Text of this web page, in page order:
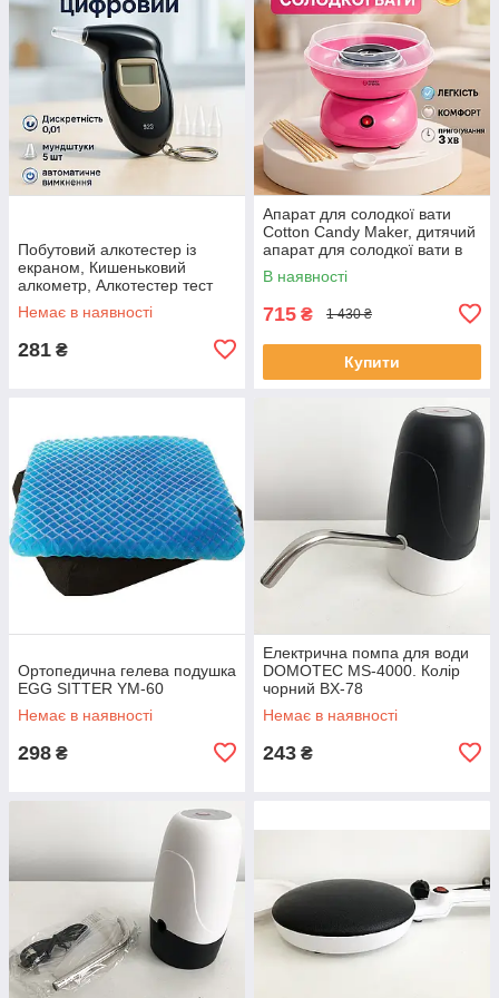
Побутовий алкотестер із
екраном, Кишеньковий
алкометр, Алкотестер тест
Драгер PV-60
Немає в наявності
281 ₴
Апарат для солодкої вати
Cotton Candy Maker, дитячий
апарат для солодкої вати в
домашніх умовах OT-47
В наявності
715 ₴ 1 430 ₴
Купити
Ортопедична гелева подушка
EGG SITTER YM-60
Немає в наявності
298 ₴
Електрична помпа для води
DOMOTEC MS-4000. Колір
чорний BX-78
Немає в наявності
243 ₴